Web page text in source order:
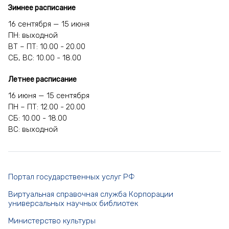
Зимнее расписание
16 сентября — 15 июня
ПН: выходной
ВТ – ПТ: 10.00 - 20.00
СБ, ВС: 10.00 - 18.00
Летнее расписание
16 июня — 15 сентября
ПН – ПТ: 12.00 - 20.00
СБ: 10.00 - 18.00
ВС: выходной
Портал государственных услуг РФ
Виртуальная справочная служба Корпорации
универсальных научных библиотек
Министерство культуры